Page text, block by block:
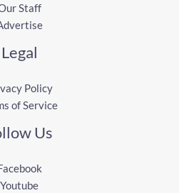
Staff
Legal
Policy
of Service
Us
Youtube